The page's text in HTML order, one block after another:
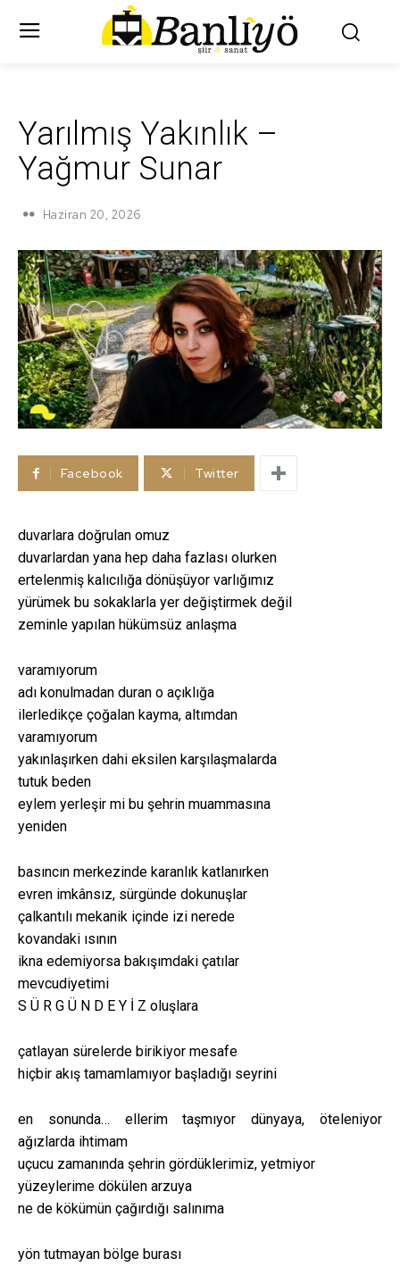
Yarılmış Yakınlık –
Yağmur Sunar
Haziran 20, 2026
Facebook Twitter
duvarlara doğrulan omuz
duvarlardan yana hep daha fazlası olurken
ertelenmiş kalıcılığa dönüşüyor varlığımız
yürümek bu sokaklarla yer değiştirmek değil
zeminle yapılan hükümsüz anlaşma
varamıyorum
adı konulmadan duran o açıklığa
ilerledikçe çoğalan kayma, altımdan
varamıyorum
yakınlaşırken dahi eksilen karşılaşmalarda
tutuk beden
eylem yerleşir mi bu şehrin muammasına
yeniden
basıncın merkezinde karanlık katlanırken
evren imkânsız, sürgünde dokunuşlar
çalkantılı mekanik içinde izi nerede
kovandaki ısının
ikna edemiyorsa bakışımdaki çatılar
mevcudiyetimi
S Ü R G Ü N D E Y İ Z oluşlara
çatlayan sürelerde birikiyor mesafe
hiçbir akış tamamlamıyor başladığı seyrini
en sonunda… ellerim taşmıyor dünyaya, öteleniyor
ağızlarda ihtimam
uçucu zamanında şehrin gördüklerimiz, yetmiyor
yüzeylerime dökülen arzuya
ne de kökümün çağırdığı salınıma
yön tutmayan bölge burası